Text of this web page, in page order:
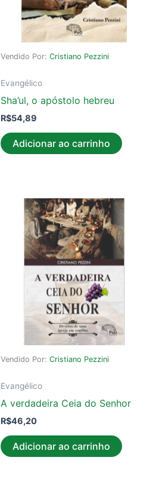
Vendido Por:Cristiano Pezzini
Evangélico
Sha’ul, o apóstolo hebreu
R$54,89
Adicionar ao carrinho
Vendido Por:Cristiano Pezzini
Evangélico
A verdadeira Ceia do Senhor
R$46,20
Adicionar ao carrinho